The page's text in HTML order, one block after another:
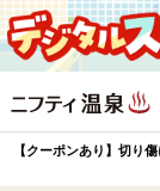
【クーポンあり】切り